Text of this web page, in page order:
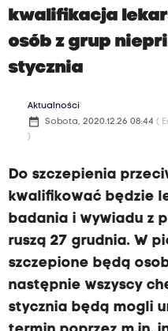
kwalifikacja
osób z grup
stycznia
Aktualności
date_range Sobota, 2020.12.26 08:44 (
)
Do szczepienia
kwalifikować będzie
badania i wywiadu z
ruszą 27 grudnia. W
szczepione będą
następnie wszyscy
stycznia będą mogli